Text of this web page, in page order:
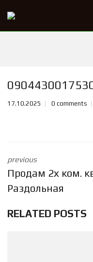
17.10.2025 0 comments
previous
Продам 2х ком.
Раздольная
RELATED POSTS